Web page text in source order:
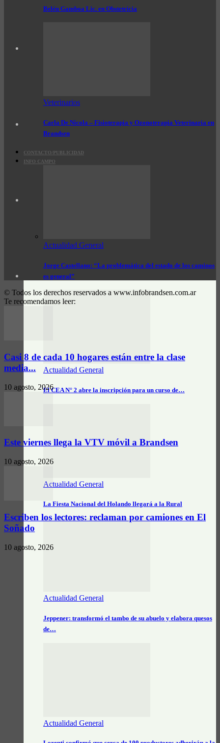
Belén Gamboa Lic. en Obstetricia
Veterinarios
Carla De Nicola – Fisioterapia y Ozonoterapia Veterinaria en
Brandsen
CONTACTO/PUBLICIDAD
INFO CAMPO
Actualidad General
Jorge Castellano: “La problemática del estado de los caminos
es general”
Actualidad General
El CEA N° 2 abre la inscripción para un curso de…
Actualidad General
La Fiesta Nacional del Holando llegará a la Rural
Actualidad General
Jeppener: transformó el tambo de su abuelo y elabora quesos
de…
Actualidad General
© Todos los derechos reservados a www.infobrandsen.com.ar
Te recomendamos leer:
Casi 8 de cada 10 hogares están entre la clase
media...
10 agosto, 2026
Este viernes llega la VTV móvil a Brandsen
10 agosto, 2026
Escriben los lectores: reclaman por camiones en El
Soñado
10 agosto, 2026